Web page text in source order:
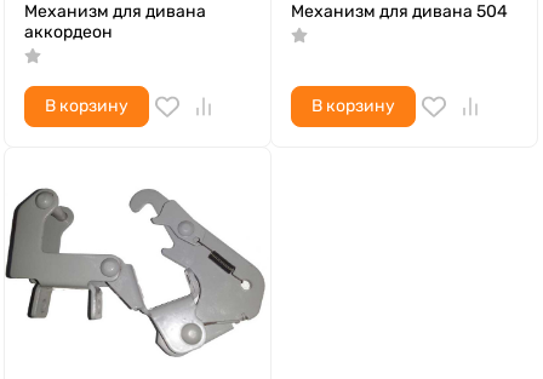
Механизм для дивана
аккордеон
В корзину
Механизм для дивана 504
В корзину